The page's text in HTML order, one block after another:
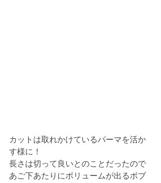
カットは取れかけているパーマを活か
す様に！
長さは切って良いとのことだったので
あご下あたりにボリュームが出るボブ